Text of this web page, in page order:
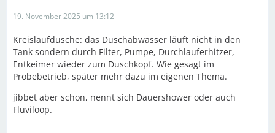
19. November 2025 um 13:12
Kreislaufdusche: das Duschabwasser läuft nicht in den
Tank sondern durch Filter, Pumpe, Durchlauferhitzer,
Entkeimer wieder zum Duschkopf. Wie gesagt im
Probebetrieb, später mehr dazu im eigenen Thema.
jibbet aber schon, nennt sich Dauershower oder auch
Fluviloop.